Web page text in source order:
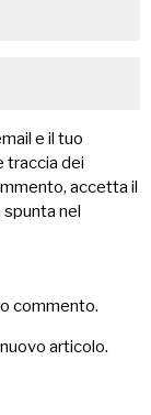
e il tuo
traccia dei
accetta il
nel
commento.
articolo.